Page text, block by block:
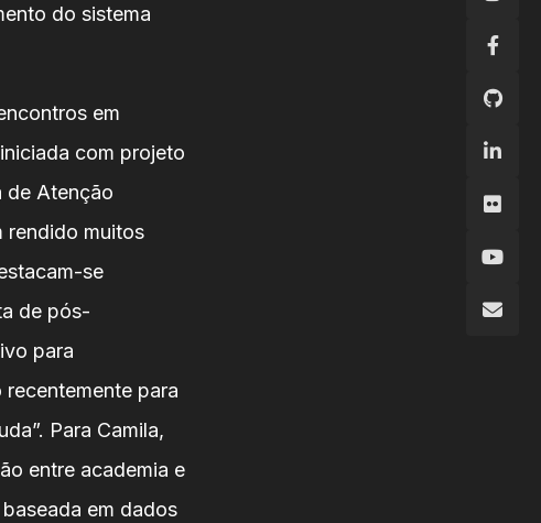
do sistema
em
com projeto
de Atenção
rendido muitos
se
de pós-
para
para
Para Camila,
entre academia e
em dados